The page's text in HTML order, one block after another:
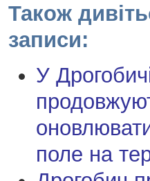
Також
записи:
У
поле на